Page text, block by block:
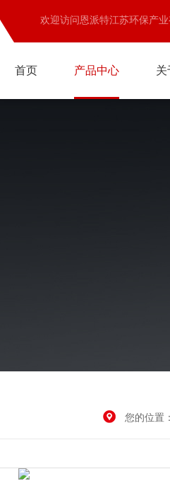
欢迎访问恩派特江苏环保产
首页 产品中心 关
您的位置